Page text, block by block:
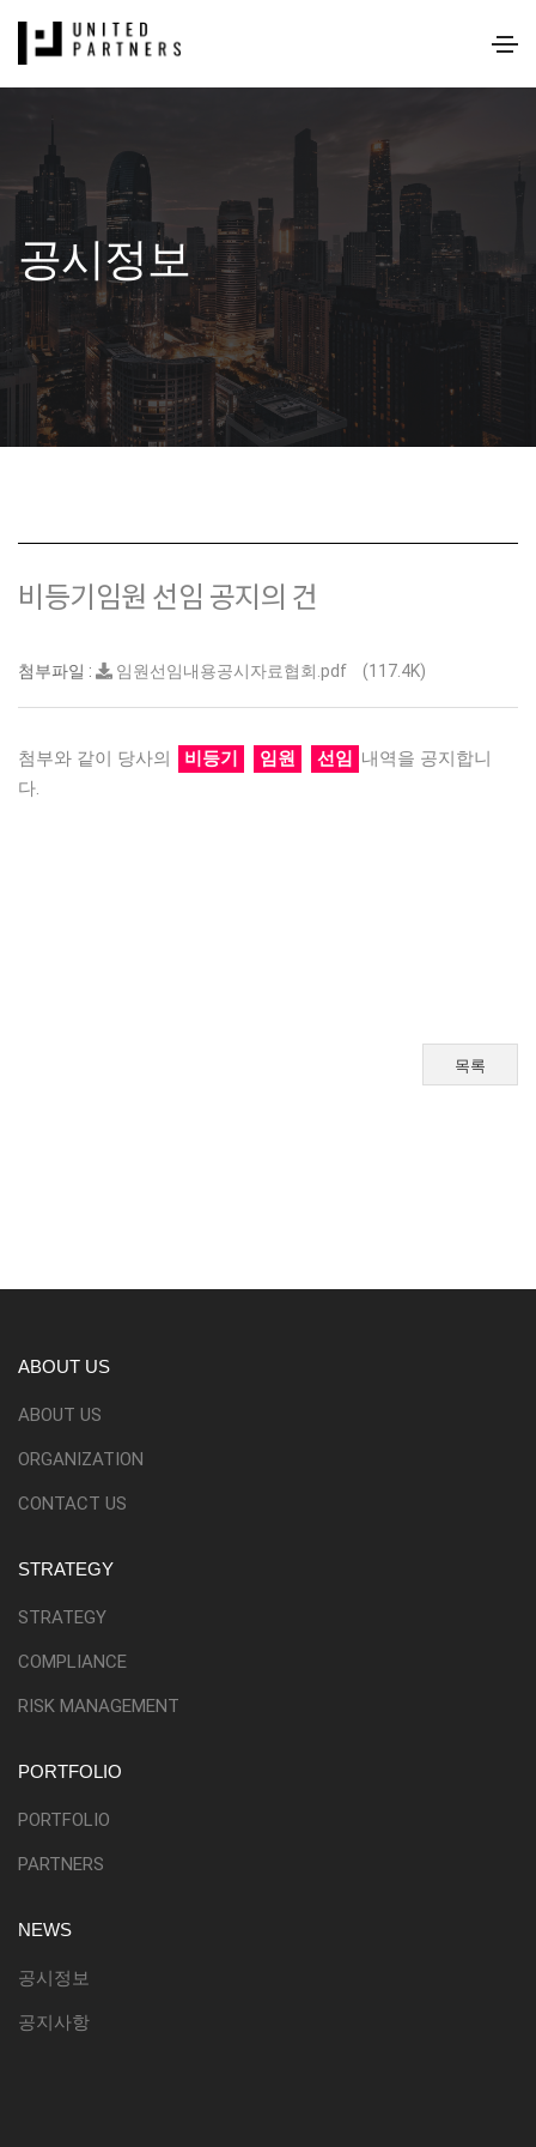
공시정보
비등기임원 선임 공지의 건
첨부파일 : 임원선임내용공시자료협회.pdf (117.4K)
첨부와 같이 당사의 비등기 임원 선임 내역을 공지합니
다.
목록
ABOUT US
ABOUT US
ORGANIZATION
CONTACT US
STRATEGY
STRATEGY
COMPLIANCE
RISK MANAGEMENT
PORTFOLIO
PORTFOLIO
PARTNERS
NEWS
공시정보
공지사항